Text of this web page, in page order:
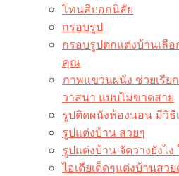
โทนสีบอกนิสัย
กรอบรูป
กรอบรูปตกแต่งบ้านเลื
คุณ
ภาพแขวนผนัง ช่วยเรีย
วาสนา แบบไม่ขาดสาย
รูปติดผนังห้องนอน มีวิธี
รูปแต่งบ้าน สวยๆ
รูปแต่งบ้าน จัดวางยังไ
ไอเดียเด็ดๆแต่งบ้านสว